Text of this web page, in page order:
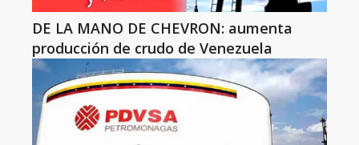
DE LA MANO DE CHEVRON: aumenta
producción de crudo de Venezuela